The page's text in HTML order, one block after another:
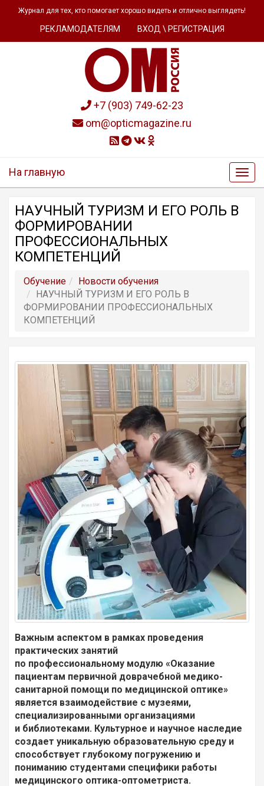
Журнал для тех, кто помогает хорошо видеть и отлично выглядеть!
РЕКЛАМОДАТЕЛЯМ ВХОД \ РЕГИСТРАЦИЯ
+7 (903) 749-62-23
om@opticmagazine.ru
На главную
НАУЧНЫЙ ТУРИЗМ И ЕГО РОЛЬ В
ФОРМИРОВАНИИ
ПРОФЕССИОНАЛЬНЫХ
КОМПЕТЕНЦИЙ
Обучение
Новости обучения
НАУЧНЫЙ ТУРИЗМ И ЕГО РОЛЬ В
ФОРМИРОВАНИИ ПРОФЕССИОНАЛЬНЫХ
КОМПЕТЕНЦИЙ
Важным аспектом в рамках проведения
практических занятий
по профессиональному модулю «Оказание
пациентам первичной доврачебной медико-
санитарной помощи по медицинской оптике»
является взаимодействие с музеями,
специализированными организациями
и библиотеками. Культурное и научное наследие
создает уникальную образовательную среду и
способствует глубокому погружению и
пониманию студентами специфики работы
медицинского оптика-оптометриста.